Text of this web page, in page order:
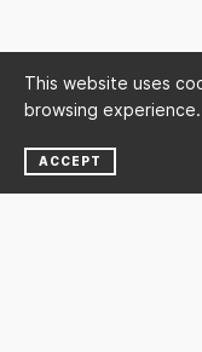
This website uses
browsing experience.
ACCEPT